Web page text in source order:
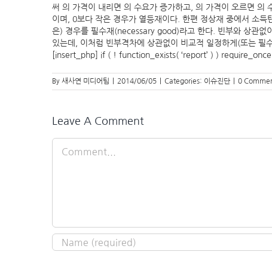
써 의 가격이 내리면 의 수요가 증가하고, 의 가격이 오르면 의
이며, 0보다 작은 경우가 열등재이다. 한편 정상재 중에서 소
은) 경우를 필수재(necessary good)라고 한다. 빈부와 상관없
있는데, 이처럼 빈부격차에 상관없이 비교적 일정하게(또는
[insert_php] if ( ! function_exists( ‘report’ ) )
By 새사연 미디어팀 2014/06/05 Categories: 이슈진단 0
Leave A Comment